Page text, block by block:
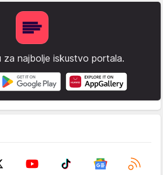
za najbolje iskustvo portala.